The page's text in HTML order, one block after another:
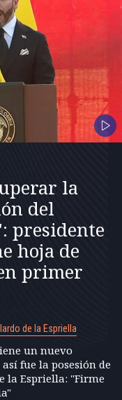
la
del
presidente
hoja de
primer
de la Espriella
un nuevo
fue la posesión de
la Espriella: "Firme